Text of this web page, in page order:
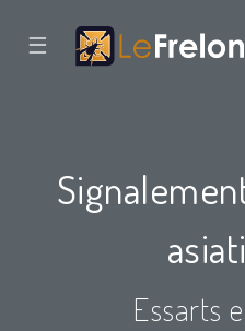
☰
Essarts